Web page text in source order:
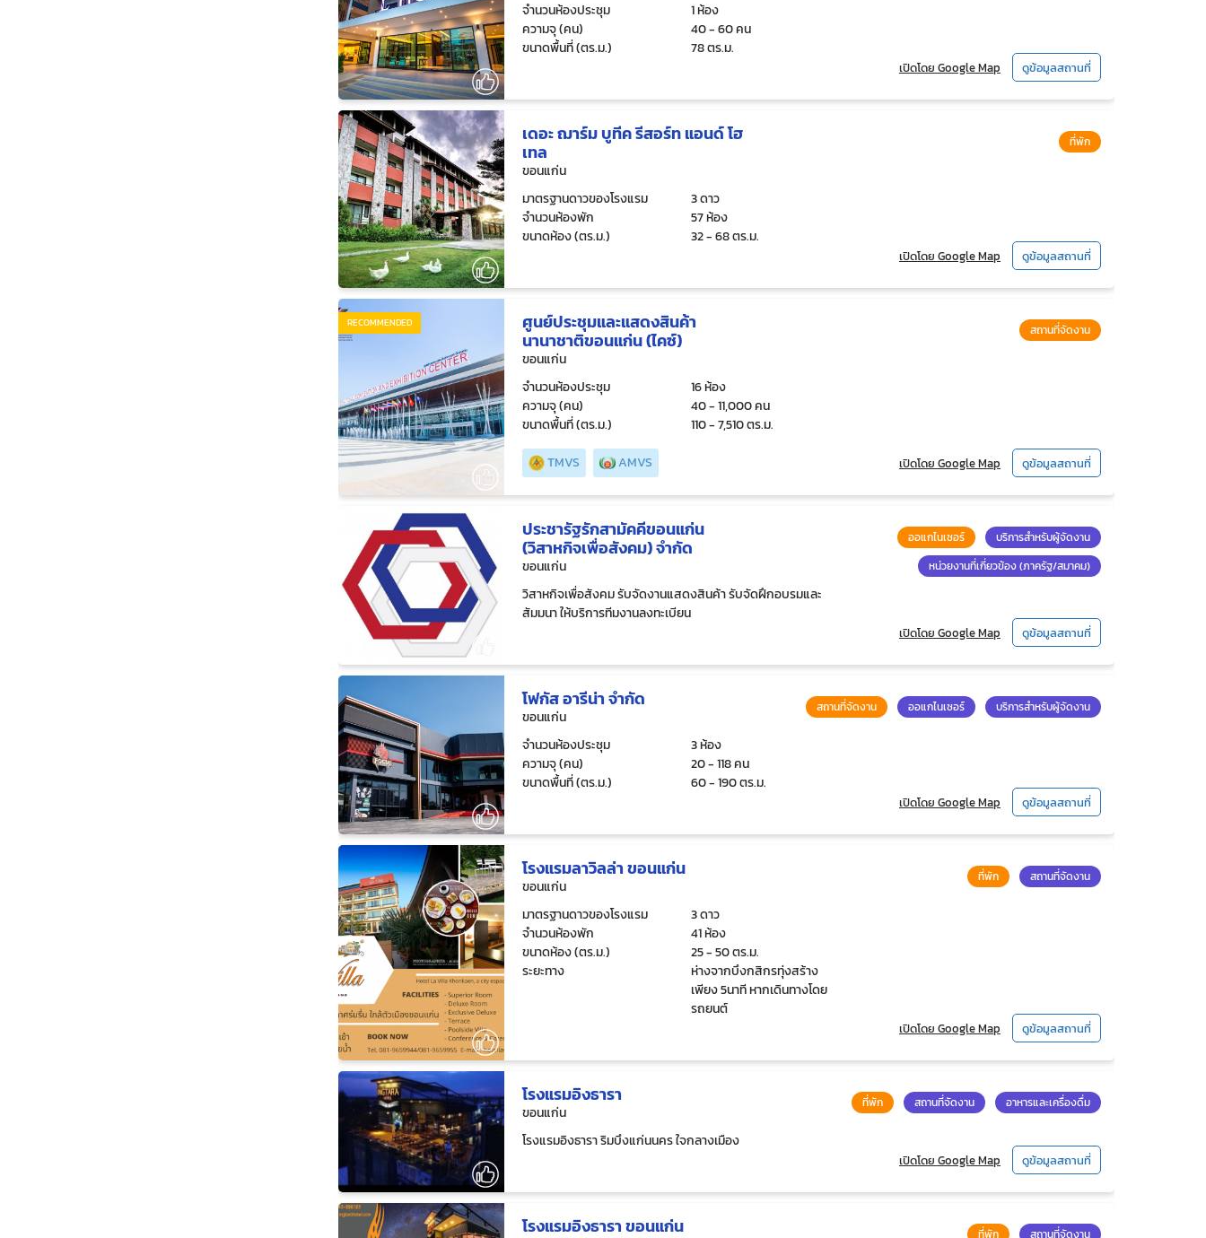
จำนวนห้องประชุม
1 ห้อง
ความจุ (คน)
40 - 60 คน
ขนาดพื้นที่ (ตร.ม.)
78 ตร.ม.
เปิดโดย Google Map ดูข้อมูลสถานที่
เดอะ ฌาร์ม บูทีค รีสอร์ท แอนด์ โฮ
เทล
ขอนแก่น
ที่พัก
มาตรฐานดาวของโรงแรม
3 ดาว
จำนวนห้องพัก
57 ห้อง
ขนาดห้อง (ตร.ม.)
32 - 68 ตร.ม.
เปิดโดย Google Map ดูข้อมูลสถานที่
RECOMMENDED ศูนย์ประชุมและแสดงสินค้า
นานาชาติขอนแก่น (ไคซ์)
ขอนแก่น
สถานที่จัดงาน
จำนวนห้องประชุม
16 ห้อง
ความจุ (คน)
40 - 11,000 คน
ขนาดพื้นที่ (ตร.ม.)
110 - 7,510 ตร.ม.
TMVS
AMVS เปิดโดย Google Map ดูข้อมูลสถานที่
ประชารัฐรักสามัคคีขอนแก่น
(วิสาหกิจเพื่อสังคม) จำกัด
ขอนแก่น
ออแกไนเซอร์
บริการสำหรับผู้จัดงาน
หน่วยงานที่เกี่ยวข้อง (ภาครัฐ/สมาคม)
วิสาหกิจเพื่อสังคม รับจัดงานแสดงสินค้า รับจัดฝึกอบรมและ
สัมมนา ให้บริการทีมงานลงทะเบียน
เปิดโดย Google Map ดูข้อมูลสถานที่
โฟกัส อารีน่า จำกัด
ขอนแก่น
สถานที่จัดงาน ออแกไนเซอร์ บริการสำหรับผู้จัดงาน
จำนวนห้องประชุม
3 ห้อง
ความจุ (คน)
20 - 118 คน
ขนาดพื้นที่ (ตร.ม.)
60 - 190 ตร.ม.
เปิดโดย Google Map ดูข้อมูลสถานที่
โรงแรมลาวิลล่า ขอนแก่น
ขอนแก่น
ที่พัก สถานที่จัดงาน
มาตรฐานดาวของโรงแรม
3 ดาว
จำนวนห้องพัก
41 ห้อง
ขนาดห้อง (ตร.ม.)
25 - 50 ตร.ม.
ระยะทาง
ห่างจากบึงกสิกรทุ่งสร้าง
เพียง 5นาที หากเดินทางโดย
รถยนต์
เปิดโดย Google Map ดูข้อมูลสถานที่
โรงแรมอิงธารา
ขอนแก่น
ที่พัก สถานที่จัดงาน อาหารและเครื่องดื่ม
โรงแรมอิงธารา ริมบึงแก่นนคร ใจกลางเมือง
เปิดโดย Google Map ดูข้อมูลสถานที่
โรงแรมอิงธารา ขอนแก่น ที่พัก สถานที่จัดงาน